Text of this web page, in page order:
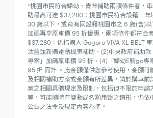
*桃園市民符合婦幼、青年補助兩項條件者，
助最高可達 $37,280：桃園市民符合設籍一年
30 歲以下，或育有同設籍桃園市之 6 歲(含)以
加碼再享原車價 95 折優惠，兩項條件都符合
$37,280：係指購入 Gogoro VIVA XL BELT
汰舊並新購電動機車補助、(2)中央政府補助
專案」加碼原車價 95 折、(4)「婦幼E騎go專
95 折 而計 。此金額僅供您參考使用，金額可
及相關補助方案或金額有所差異，請於購車前
案之相關具體規定及限制，包括但不限於申請
等，可能隨時有變動或名額用罄之情形，仍依
公告之法令及規定內容為準。